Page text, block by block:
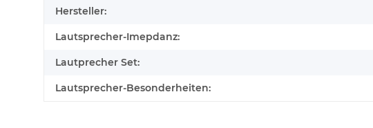
Hersteller:
Lautsprecher-Imepdanz:
Lautprecher Set:
Lautsprecher-Besonderheiten: